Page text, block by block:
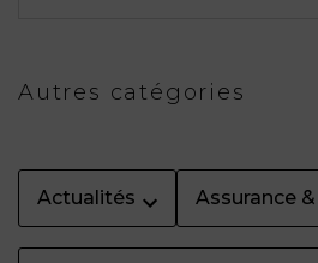
Autres catégories
Actualités Assurance